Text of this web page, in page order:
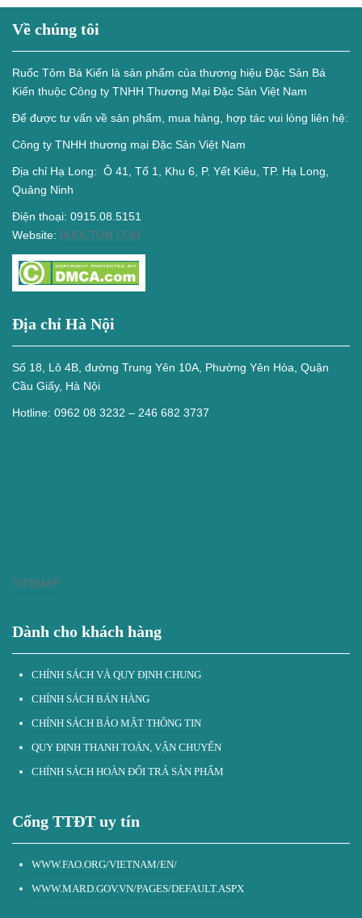
Về chúng tôi
Ruốc Tôm Bá Kiến là sản phẩm của thương hiệu Đặc Sản Bá
Kiến thuộc Công ty TNHH Thương Mại Đặc Sản Việt Nam
Để được tư vấn về sản phẩm, mua hàng, hợp tác vui lòng liên hệ:
Công ty TNHH thương mại Đặc Sản Việt Nam
Địa chỉ Hạ Long: Ô 41, Tổ 1, Khu 6, P. Yết Kiêu, TP. Hạ Long,
Quảng Ninh
Điện thoại: 0915.08.5151
Website: RUOCTOM.COM
Địa chỉ Hà Nội
Số 18, Lô 4B, đường Trung Yên 10A, Phường Yên Hòa, Quận
Cầu Giấy, Hà Nội
Hotline: 0962 08 3232 – 246 682 3737
SITEMAP
Dành cho khách hàng
CHÍNH SÁCH VÀ QUY ĐỊNH CHUNG
CHÍNH SÁCH BÁN HÀNG
CHÍNH SÁCH BẢO MẬT THÔNG TIN
QUY ĐỊNH THANH TOÁN, VẬN CHUYỂN
CHÍNH SÁCH HOÀN ĐỔI TRẢ SẢN PHẨM
Cổng TTĐT uy tín
WWW.FAO.ORG/VIETNAM/EN/
WWW.MARD.GOV.VN/PAGES/DEFAULT.ASPX